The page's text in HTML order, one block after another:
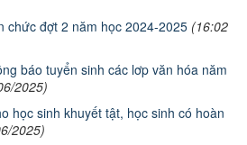
chức đợt 2 năm học 2024-2025 (16:02
báo tuyển sinh các lơp văn hóa năm
2025)
học sinh khuyết tật, học sinh có hoàn
2025)